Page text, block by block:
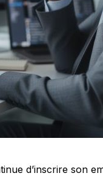
d’inscrire son